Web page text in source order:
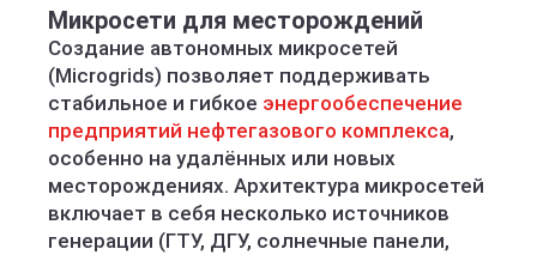
Микросети для месторождений
Создание автономных микросетей
(Microgrids) позволяет поддерживать
стабильное и гибкое энергообеспечение
предприятий нефтегазового комплекса,
особенно на удалённых или новых
месторождениях. Архитектура микросетей
включает в себя несколько источников
генерации (ГТУ, ДГУ, солнечные панели,